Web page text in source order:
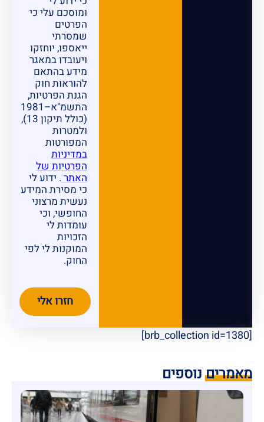
ומוסכם עלי כי
הפרטים
שמסרתי
ייאספו, יוחזקו
ויעובדו במאגר
מידע בהתאם
להוראות חוק
הגנת הפרטיות,
התשמ"א–1981
(כולל תיקון 13),
ולמטרות
המפורטות
במדיניות
הפרטיות של
האתר . ידוע לי
כי מסירת המידע
נעשית מרצוני
החופשי, וכי
עומדות לי
הזכויות
המוקנות לי לפי
החוק.
חזרו אלי
[brb_collection id=1380]
מאמרים נוספים